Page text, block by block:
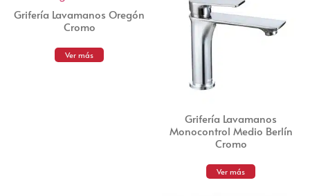
Grifería Lavamanos Oregón
Cromo
Ver más
Grifería Lavamanos
Monocontrol Medio Berlín
Cromo
Ver más